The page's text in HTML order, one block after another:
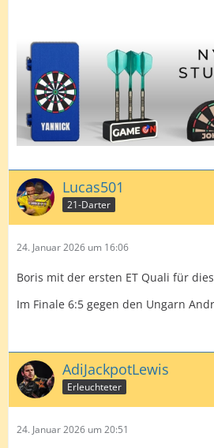
Lucas501
21-Darter
24. Januar 2026 um 16:06
Boris mit der ersten ET Quali für
Im Finale 6:5 gegen den Ungarn
AdiJackpotLewis
Erleuchteter
24. Januar 2026 um 20:51